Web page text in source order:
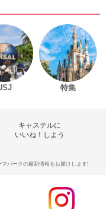
特集
キャステルに
いいね！しよう
マパークの最新情報をお届けします!